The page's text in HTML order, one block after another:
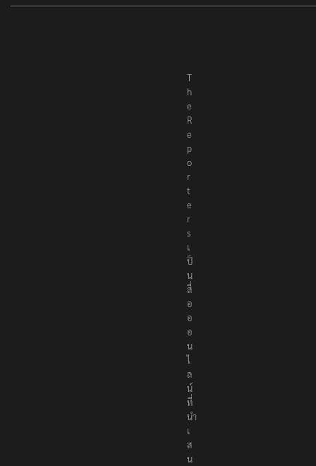
T
h
e
R
e
p
o
r
t
e
r
s
เ
ป็
น
สื่
อ
อ
อ
น
ไ
ล
น์
ที่
นำ
เ
ส
น